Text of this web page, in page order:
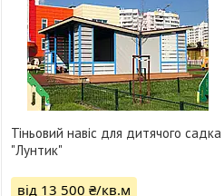
Тіньовий навіс для дитячого садка
"Лунтик"
від 13 500 ₴/кв.м